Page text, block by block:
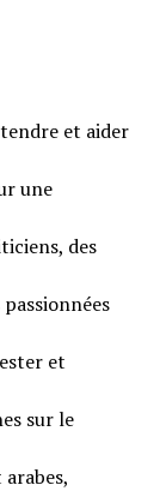
et aider
une
des
et
sur le